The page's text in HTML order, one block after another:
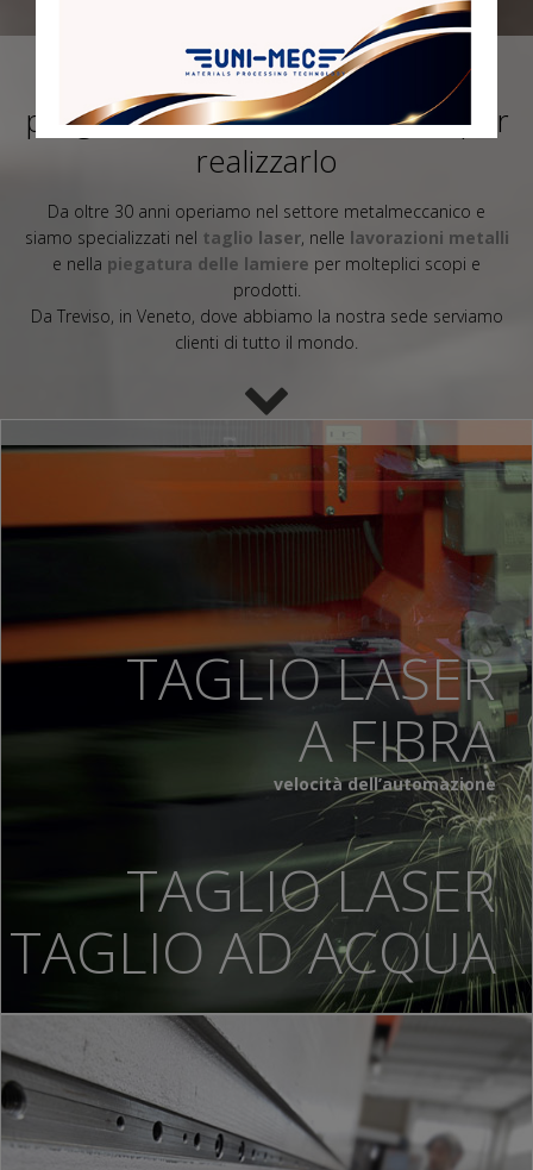
Taglio laser e
Qualunque sia il Vostro
progetto...noi abbiamo i mezzi per
realizzarlo
Da oltre 30 anni operiamo nel settore metalmeccanico e
siamo specializzati nel taglio laser, nelle lavorazioni metalli
e nella piegatura delle lamiere per molteplici scopi e
prodotti.
Da Treviso, in Veneto, dove abbiamo la nostra sede serviamo
clienti di tutto il mondo.
TAGLIO LASER
A FIBRA
velocità dell’automazione
TAGLIO LASER
TAGLIO AD ACQUA